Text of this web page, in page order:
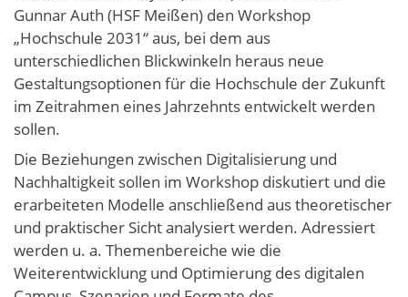
Gunnar Auth (HSF Meißen) den Workshop
„Hochschule 2031“ aus, bei dem aus
unterschiedlichen Blickwinkeln heraus neue
Gestaltungsoptionen für die Hochschule der Zukunft
im Zeitrahmen eines Jahrzehnts entwickelt werden
sollen.
Die Beziehungen zwischen Digitalisierung und
Nachhaltigkeit sollen im Workshop diskutiert und die
erarbeiteten Modelle anschließend aus theoretischer
und praktischer Sicht analysiert werden. Adressiert
werden u. a. Themenbereiche wie die
Weiterentwicklung und Optimierung des digitalen